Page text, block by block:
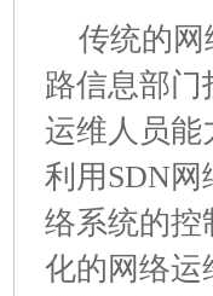
传统的网
路信息部门
运维人员能
利用SDN
络系统的控
化的网络运